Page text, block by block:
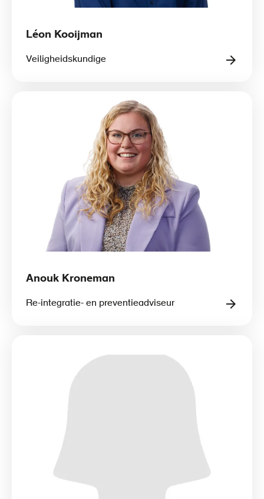
Léon Kooijman
Veiligheidskundige
Anouk Kroneman
Re-integratie- en preventieadviseur